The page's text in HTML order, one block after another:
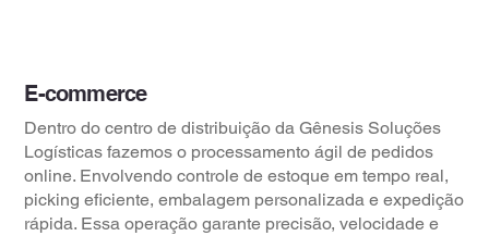
E-commerce
Dentro do centro de distribuição da Gênesis Soluções
Logísticas fazemos o processamento ágil de pedidos
online. Envolvendo controle de estoque em tempo real,
picking eficiente, embalagem personalizada e expedição
rápida. Essa operação garante precisão, velocidade e